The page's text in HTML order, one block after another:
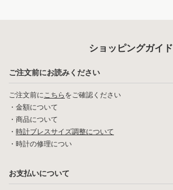
ショッピングガイド
ご注文前にお読みください
ご注文前にこちら をご確認ください
・ 金額について
・ 商品について
・ 時計ブレスサイズ調整について
・ 時計の修理につい
お支払いについて